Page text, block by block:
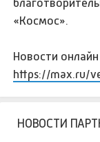
«Космос».
Новости
https://max.ru/
НОВОСТИ